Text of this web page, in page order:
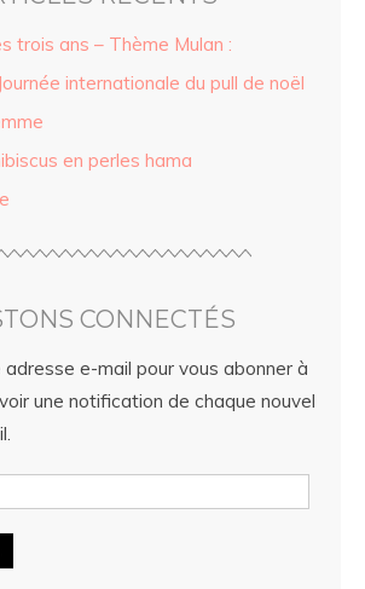
trois ans – Thème Mulan :
internationale du pull de noël
en perles hama
CONNECTÉS
e-mail pour vous abonner à
une notification de chaque nouvel